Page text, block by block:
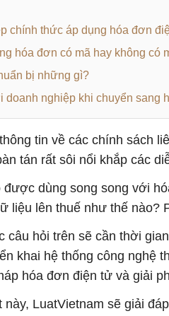
chính thức áp dụng hóa đơn
hóa đơn có mã hay không có
bị những gì?
doanh nghiệp khi chuyển sang
tin về các chính sách
tán rất sôi nổi khắp các
được dùng song song với
liệu lên thuế như thế
câu hỏi trên sẽ cần thời
khai hệ thống công nghệ
hóa đơn điện tử và giải
này, LuatVietnam sẽ giải